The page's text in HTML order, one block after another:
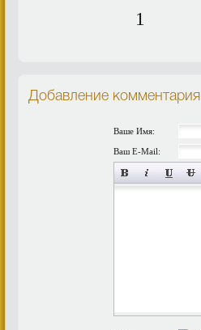
1
Добавление комментария
Ваше Имя:
Ваш E-Mail: